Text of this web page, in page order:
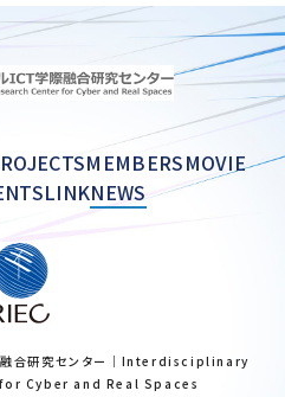
MEMBERSMOVIE
LINKNEWS
融合研究センター｜Interdisciplinary
Cyber and Real Spaces